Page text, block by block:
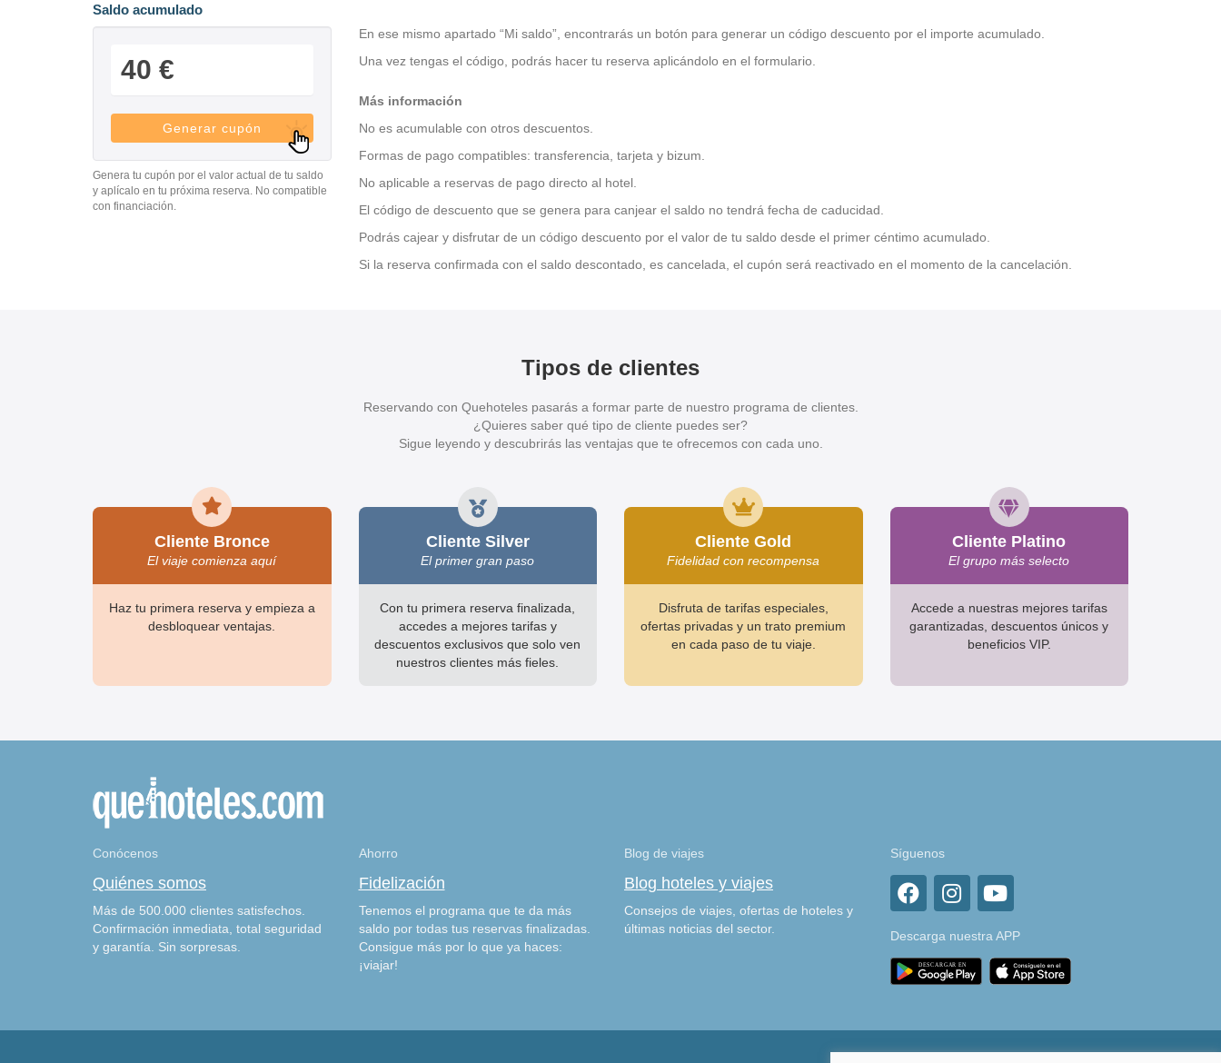
Saldo acumulado
40 €
Generar cupón
Genera tu cupón por el valor actual de tu saldo
y aplícalo en tu próxima reserva. No compatible
con financiación.
En ese mismo apartado “Mi saldo”, encontrarás un botón para generar un código descuento por el importe acumulado.
Una vez tengas el código, podrás hacer tu reserva aplicándolo en el formulario.
Más información
No es acumulable con otros descuentos.
Formas de pago compatibles: transferencia, tarjeta y bizum.
No aplicable a reservas de pago directo al hotel.
El código de descuento que se genera para canjear el saldo no tendrá fecha de caducidad.
Podrás cajear y disfrutar de un código descuento por el valor de tu saldo desde el primer céntimo acumulado.
Si la reserva confirmada con el saldo descontado, es cancelada, el cupón será reactivado en el momento de la cancelación.
Tipos de clientes
Reservando con Quehoteles pasarás a formar parte de nuestro programa de clientes.
¿Quieres saber qué tipo de cliente puedes ser?
Sigue leyendo y descubrirás las ventajas que te ofrecemos con cada uno.
Cliente Bronce
El viaje comienza aquí
Haz tu primera reserva y empieza a
desbloquear ventajas.
Cliente Silver
El primer gran paso
Con tu primera reserva finalizada,
accedes a mejores tarifas y
descuentos exclusivos que solo ven
nuestros clientes más fieles.
Cliente Gold
Fidelidad con recompensa
Disfruta de tarifas especiales,
ofertas privadas y un trato premium
en cada paso de tu viaje.
Cliente Platino
El grupo más selecto
Accede a nuestras mejores tarifas
garantizadas, descuentos únicos y
beneficios VIP.
Conócenos
Quiénes somos
Más de 500.000 clientes satisfechos.
Confirmación inmediata, total seguridad
y garantía. Sin sorpresas.
Ahorro
Fidelización
Tenemos el programa que te da más
saldo por todas tus reservas finalizadas.
Consigue más por lo que ya haces:
¡viajar!
Blog de viajes
Blog hoteles y viajes
Consejos de viajes, ofertas de hoteles y
últimas noticias del sector.
Síguenos
Descarga nuestra APP